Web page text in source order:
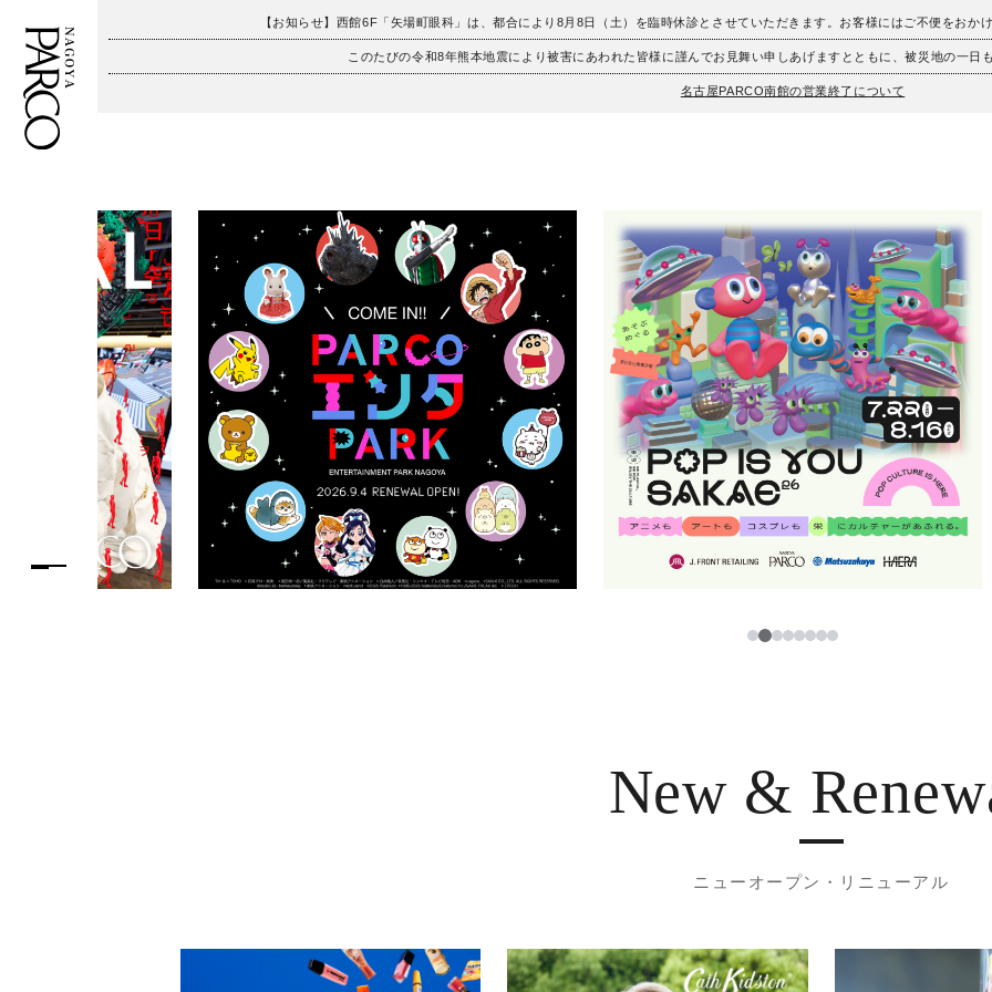
【お知らせ】西館6F「矢場町眼科」は、都合により8月8日（土）を臨時休診とさせていただきます。お客様にはご不便をお
このたびの令和8年熊本地震により被害にあわれた皆様に謹んでお見舞い申しあげますとともに、被災地の一日
名古屋PARCO南館の営業終了について
施設案内・アクセス
イベント・ポップアップ
ニュース
レストラン・カフェ
TAX FREE
PARCOメンバーズ
繁体字
簡体字
한국어
ภาษาไทย
日本語
12345678
New &
ニューオープン・リニューアル